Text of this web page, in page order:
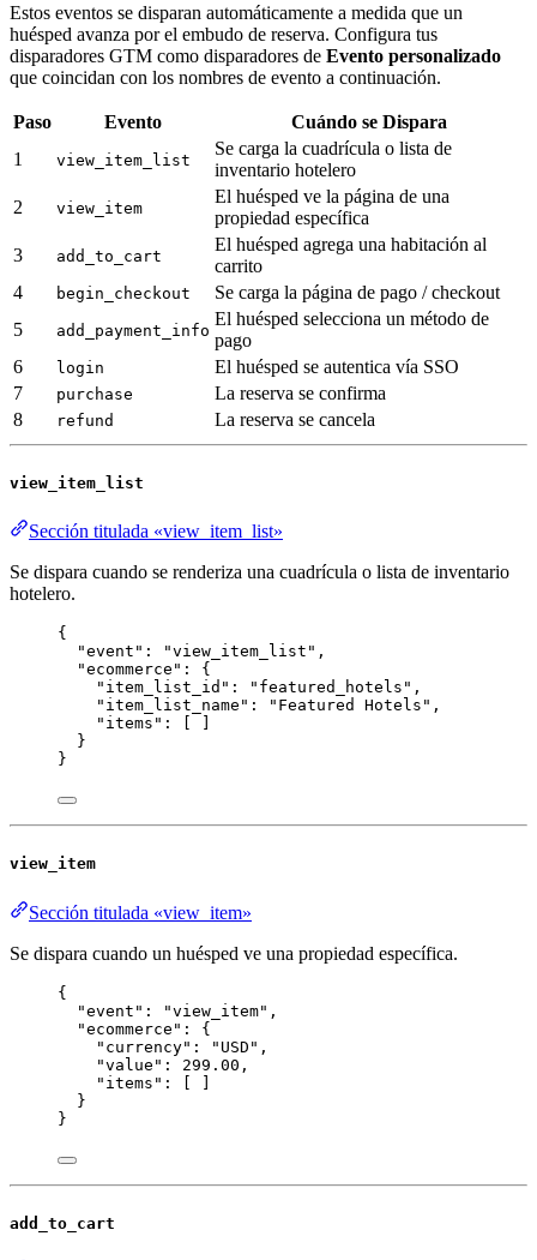
Estos eventos se disparan automáticamente a medida que un
huésped avanza por el embudo de reserva. Configura tus
disparadores GTM como disparadores de Evento personalizado
que coincidan con los nombres de evento a continuación.
Paso Evento
Cuándo se Dispara
1
view_item_list
Se carga la cuadrícula o lista de
inventario hotelero
2
view_item
El huésped ve la página de una
propiedad específica
3
add_to_cart
El huésped agrega una habitación al
carrito
4
begin_checkout
Se carga la página de pago / checkout
5
add_payment_info
El huésped selecciona un método de
pago
6
login
El huésped se autentica vía SSO
7
purchase
La reserva se confirma
8
refund La reserva se cancela
view_item_list
Sección titulada «view_item_list»
Se dispara cuando se renderiza una cuadrícula o lista de inventario
hotelero.
{
"event" : "view_item_list " ,
"ecommerce" : {
"item_list_id" : " featured_hotels " ,
"item_list_name" : " Featured Hotels " ,
"items" : [ ]
}
}
view_item
Sección titulada «view_item»
Se dispara cuando un huésped ve una propiedad específica.
{
"event" : "view_item" ,
"ecommerce" : {
"currency" : " USD " ,
"value" : 299.00 ,
"items" : [ ]
}
}
add_to_cart